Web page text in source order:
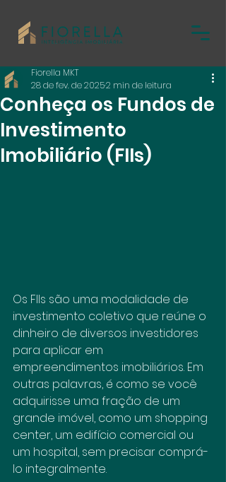
Conheça os Fundos de
Investimento
Imobiliário (FIIs)
Fiorella MKT
28 de fev. de 20252 min de leitura
Os FIIs são uma modalidade de
investimento coletivo que reúne o
dinheiro de diversos investidores
para aplicar em
empreendimentos imobiliários. Em
outras palavras, é como se você
adquirisse uma fração de um
grande imóvel, como um shopping
center, um edifício comercial ou
um hospital, sem precisar comprá-
lo integralmente.